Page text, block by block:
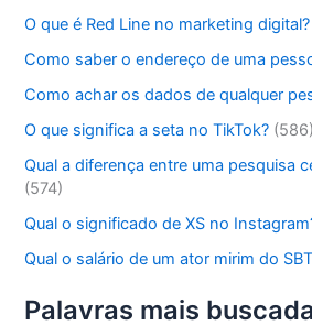
O que é Red Line no marketing digital?
Como saber o endereço de uma
Como achar os dados de qualquer
O que significa a seta no TikTok? (586)
Qual a diferença entre uma pesquisa
(574)
Qual o significado de XS no
Qual o salário de um ator mirim do
Palavras mais